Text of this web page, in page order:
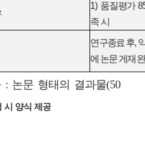
1) 품질평가
족 시
연구종료 후,
에 논문 게재
: 논문 형태의 결과물(50
시 양식 제공